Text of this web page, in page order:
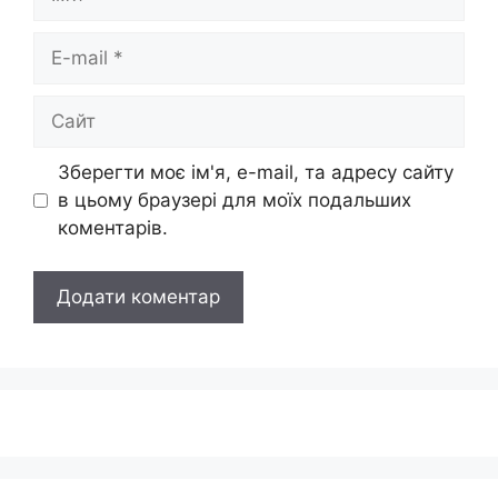
Сайт
Зберегти моє ім'я, e-mail, та адресу сайту
в цьому браузері для моїх подальших
коментарів.